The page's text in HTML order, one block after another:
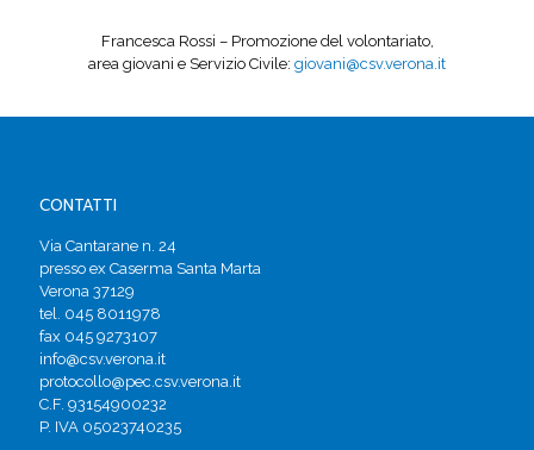
Francesca Rossi – Promozione del volontariato,
area giovani e Servizio Civile: giovani@csv.verona.it
CONTATTI
Via Cantarane n. 24
presso ex Caserma Santa Marta
Verona 37129
tel. 045 8011978
fax 045 9273107
info@csv.verona.it
protocollo@pec.csv.verona.it
C.F. 93154900232
P. IVA 05023740235